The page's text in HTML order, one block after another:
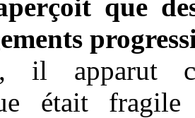
que
il apparut
était